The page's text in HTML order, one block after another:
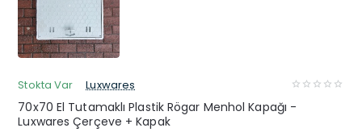
Stokta Var Luxwares
70x70 El Tutamaklı Plastik Rögar Menhol Kapağı -
Luxwares Çerçeve + Kapak